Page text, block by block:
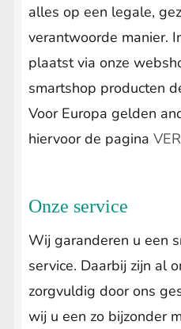
alles op een legale,
verantwoorde manier.
plaatst via onze
smartshop producten
Voor Europa gelden
hiervoor de pagina
Onze service
Wij garanderen u een
service. Daarbij zijn al
zorgvuldig door ons
wij u een zo bijzonder